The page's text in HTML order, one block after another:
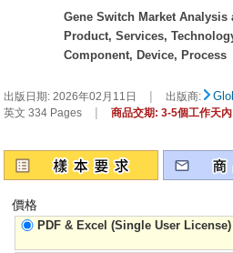
Gene Switch Market Analysis
Product, Services,
Component, Device, Process
出版日期:2026年02月11日 | 出版商:
英文 334 Pages | 商品交期: 3-5個工作天內
價格
PDF & Excel (Single User License)